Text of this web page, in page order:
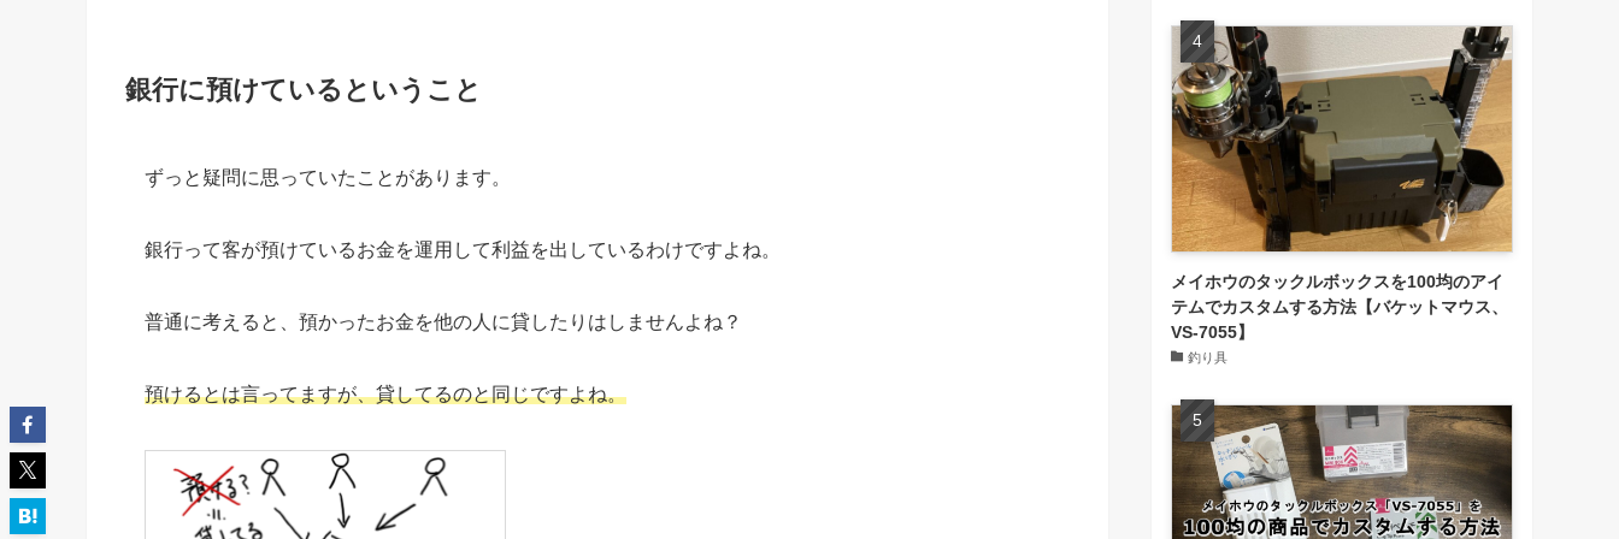
銀行に預けているということ
ずっと疑問に思っていたことがあります。
銀行って客が預けているお金を運用して利益を出しているわけですよね。
普通に考えると、預かったお金を他の人に貸したりはしませんよね？
預けるとは言ってますが、貸してるのと同じですよね。
メイホウのタックルボックスを100均のアイ
テムでカスタムする方法【バケットマウス、
VS-7055】
釣り具